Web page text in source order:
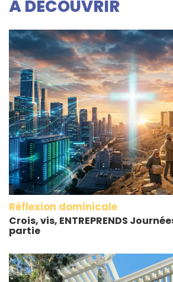
À DECOUVRIR
Réflexion dominicale
Crois, vis, ENTREPRENDS
partie